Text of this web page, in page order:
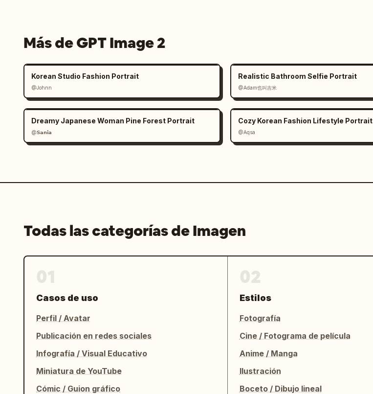
Más de GPT Image 2
Korean Studio Fashion Portrait
@Johnn
Realistic Bathroom Selfie Portrait
@Adam也叫吉米
Dreamy Japanese Woman Pine Forest Portrait
@𝗦𝗮𝗻𝗶𝗮
Cozy Korean Fashion Lifestyle Portrait
@Aqsa
Todas las categorías de Imagen
Casos de uso
Perfil / Avatar
Publicación en redes sociales
Infografía / Visual Educativo
Miniatura de YouTube
Cómic / Guion gráfico
Estilos
Fotografía
Cine / Fotograma de película
Anime / Manga
Ilustración
Boceto / Dibujo lineal